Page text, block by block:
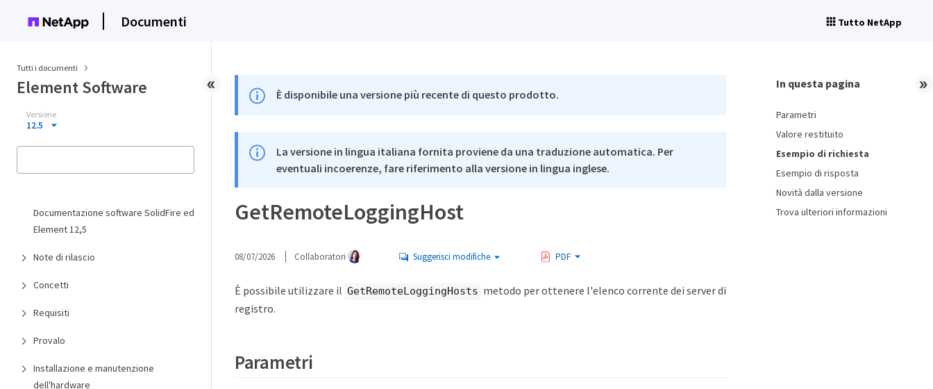
Documenti Tutto NetApp
Tutti i documenti
Element Software
Versione
12.5
Documentazione software SolidFire ed
Element 12,5
Note di rilascio
Concetti
Requisiti
Provalo
Installazione e manutenzione
dell'hardware
È disponibile una versione più recente di questo prodotto.
La versione in lingua italiana fornita proviene da una traduzione automatica. Per
eventuali incoerenze, fare riferimento alla versione in lingua inglese.
GetRemoteLoggingHost
08/07/2026 Collaboratori Suggerisci modifiche PDF
È possibile utilizzare il GetRemoteLoggingHosts metodo per ottenere l'elenco corrente dei server di
registro.
Parametri
In questa pagina
Parametri
Valore restituito
Esempio di richiesta
Esempio di risposta
Novità dalla versione
Trova ulteriori informazioni